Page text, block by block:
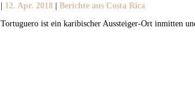
| 12. Apr. 2018 | Berichte aus Costa Rica
Tortuguero ist ein karibischer Aussteiger-Ort inmitten